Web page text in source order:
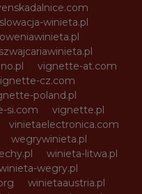
slowacja-winieta.pl
szwajcariawinieta.pl
vignette-at.com
cz.com
poland.pl
si.com
vignette.pl
vinietaelectronica.com
wegrywinieta.pl
winieta-litwa.pl
wegry.pl
winietaaustria.pl